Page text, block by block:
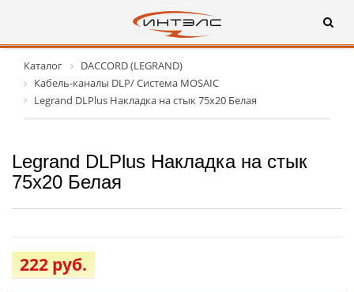
Каталог
DACCORD (LEGRAND)
Кабель-каналы DLP/ Система MOSAIC
Legrand DLPlus Накладка на стык 75х20 Белая
Legrand DLPlus Накладка на стык
75х20 Белая
222 руб.